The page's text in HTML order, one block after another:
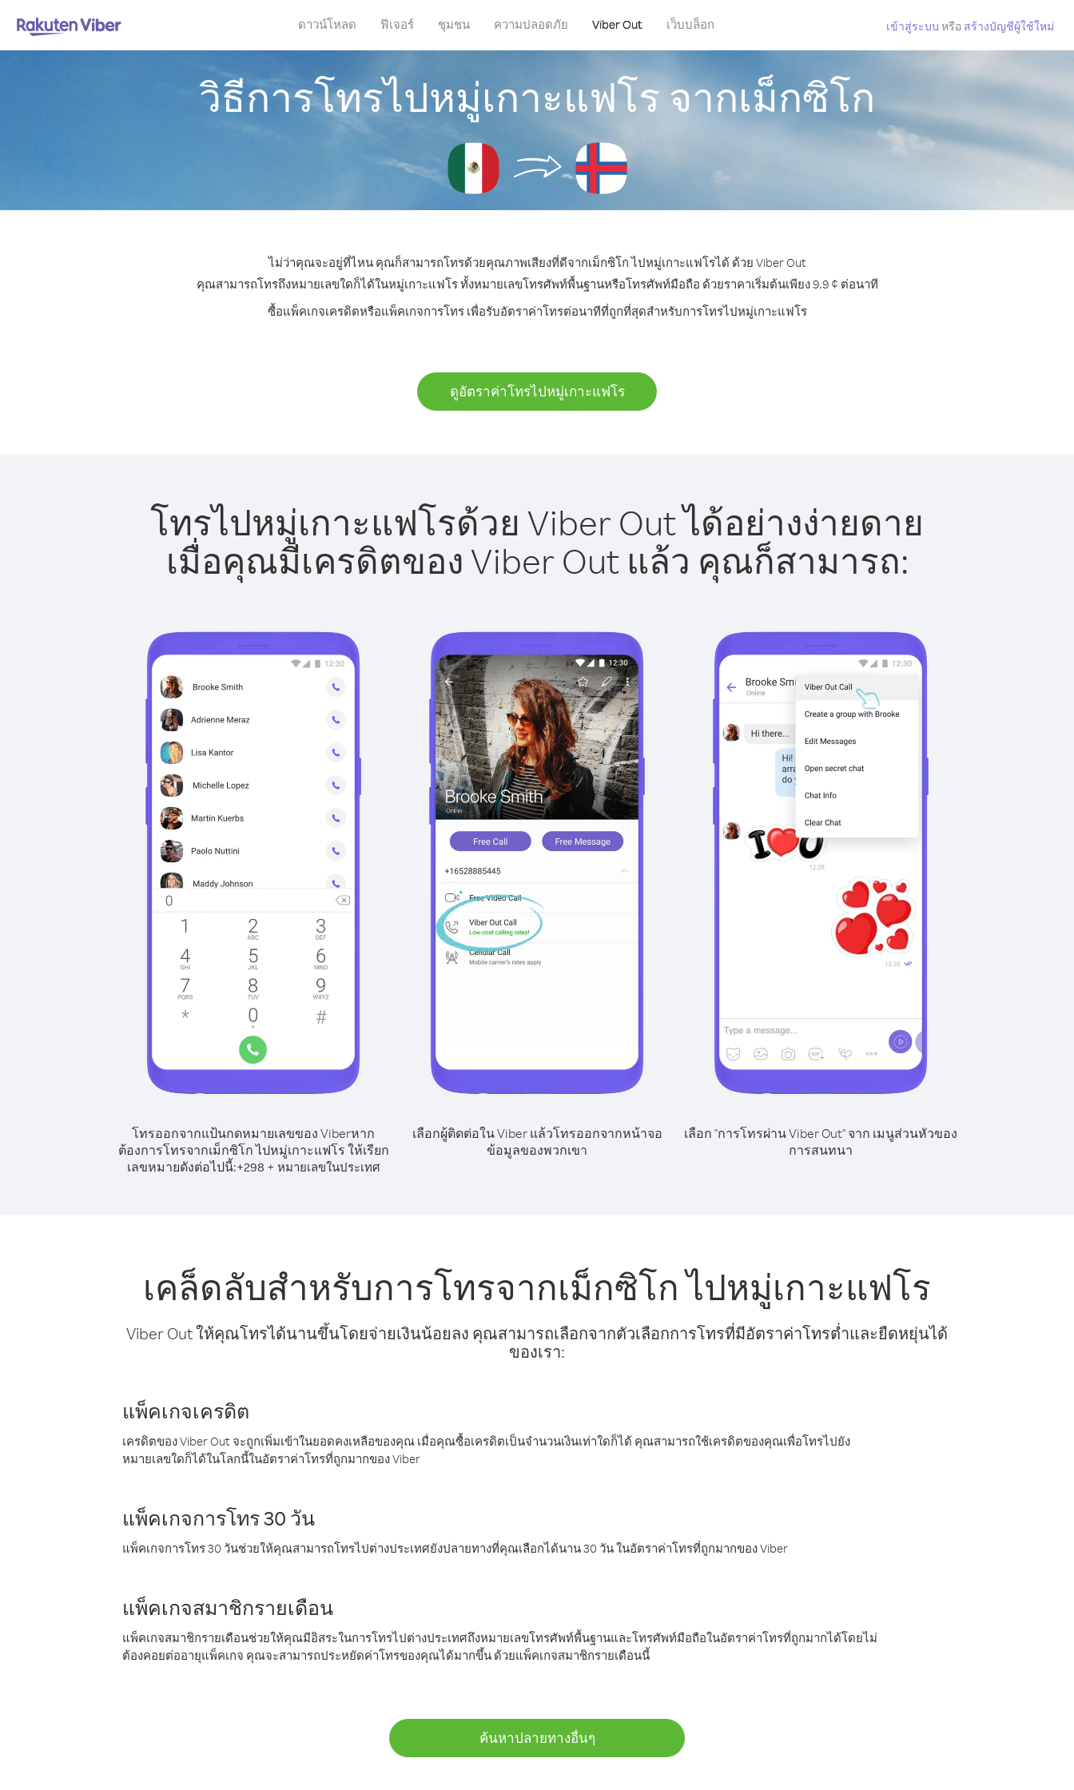
ดาวน์โหลด ฟีเจอร์ ชุมชน ความปลอดภัย Viber Out เว็บบล็อก เข้าสู่ระบบ หรือ สร้างบัญชีผู้ใช้ใหม่
วิธีการโทรไปหมู่เกาะแฟโร จากเม็กซิโก
ไม่ว่าคุณจะอยู่ที่ไหน คุณก็สามารถโทรด้วยคุณภาพเสียงที่ดีจากเม็กซิโก ไปหมู่เกาะแฟโรได้ ด้วย Viber Out
คุณสามารถโทรถึงหมายเลขใดก็ได้ในหมู่เกาะแฟโร ทั้งหมายเลขโทรศัพท์พื้นฐานหรือโทรศัพท์มือถือ ด้วยราคาเริ่มต้นเพียง 9.9 ¢ ต่อนาที
ซื้อแพ็คเกจเครดิตหรือแพ็คเกจการโทร เพื่อรับอัตราค่าโทรต่อนาทีที่ถูกที่สุดสำหรับการโทรไปหมู่เกาะแฟโร
ดูอัตราค่าโทรไปหมู่เกาะแฟโร
โทรไปหมู่เกาะแฟโรด้วย Viber Out ได้อย่างง่ายดาย
เมื่อคุณมีเครดิตของ Viber Out แล้ว คุณก็สามารถ:
โทรออกจากแป้นกดหมายเลขของ Viberหาก
ต้องการโทรจากเม็กซิโก ไปหมู่เกาะแฟโร ให้เรียก
เลขหมายดังต่อไปนี้:+298 + หมายเลขในประเทศ
เลือกผู้ติดต่อใน Viber แล้วโทรออกจากหน้าจอ
ข้อมูลของพวกเขา
เลือก "การโทรผ่าน Viber Out" จาก เมนูส่วนหัวของ
การสนทนา
เคล็ดลับสำหรับการโทรจากเม็กซิโก ไปหมู่เกาะแฟโร
Viber Out ให้คุณโทรได้นานขึ้นโดยจ่ายเงินน้อยลง คุณสามารถเลือกจากตัวเลือกการโทรที่มีอัตราค่าโทรต่ำและยืดหยุ่นได้
ของเรา:
แพ็คเกจเครดิต
เครดิตของ Viber Out จะถูกเพิ่มเข้าในยอดคงเหลือของคุณ เมื่อคุณซื้อเครดิตเป็นจำนวนเงินเท่าใดก็ได้ คุณสามารถใช้เครดิตของคุณเพื่อโทรไปยัง
หมายเลขใดก็ได้ในโลกนี้ในอัตราค่าโทรที่ถูกมากของ Viber
แพ็คเกจการโทร 30 วัน
แพ็คเกจการโทร 30 วันช่วยให้คุณสามารถโทรไปต่างประเทศยังปลายทางที่คุณเลือกได้นาน 30 วัน ในอัตราค่าโทรที่ถูกมากของ Viber
แพ็คเกจสมาชิกรายเดือน
แพ็คเกจสมาชิกรายเดือนช่วยให้คุณมีอิสระในการโทรไปต่างประเทศถึงหมายเลขโทรศัพท์พื้นฐานและโทรศัพท์มือถือในอัตราค่าโทรที่ถูกมากได้โดยไม่
ต้องคอยต่ออายุแพ็คเกจ คุณจะสามารถประหยัดค่าโทรของคุณได้มากขึ้น ด้วยแพ็คเกจสมาชิกรายเดือนนี้
ค้นหาปลายทางอื่นๆ